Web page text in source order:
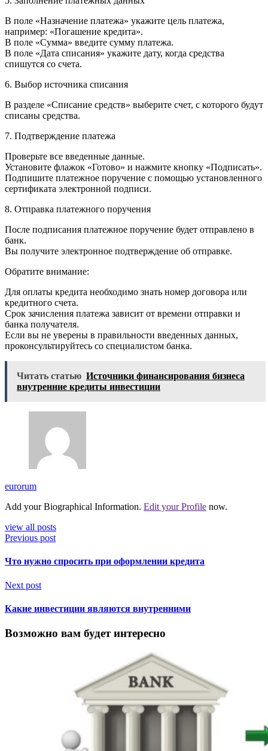
В поле «Назначение платежа» укажите цель платежа,
например: «Погашение кредита».
В поле «Сумма» введите сумму платежа.
В поле «Дата списания» укажите дату, когда средства
спишутся со счета.
6. Выбор источника списания
В разделе «Списание средств» выберите счет, с которого будут
списаны средства.
7. Подтверждение платежа
Проверьте все введенные данные.
Установите флажок «Готово» и нажмите кнопку «Подписать».
Подпишите платежное поручение с помощью установленного
сертификата электронной подписи.
8. Отправка платежного поручения
После подписания платежное поручение будет отправлено в
банк.
Вы получите электронное подтверждение об отправке.
Обратите внимание:
Для оплаты кредита необходимо знать номер договора или
кредитного счета.
Срок зачисления платежа зависит от времени отправки и
банка получателя.
Если вы не уверены в правильности введенных данных,
проконсультируйтесь со специалистом банка.
Читать статью Источники финансирования бизнеса
внутренние кредиты инвестиции
eurorum
Add your Biographical Information. Edit your Profile now.
view all posts
Previous post
Что нужно спросить при оформлении кредита
Next post
Какие инвестиции являются внутренними
Возможно вам будет интересно